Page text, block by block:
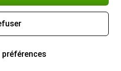
préférences